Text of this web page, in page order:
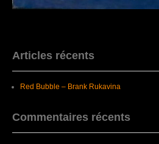
Articles récents
Red Bubble – Brank Rukavina
Commentaires récents